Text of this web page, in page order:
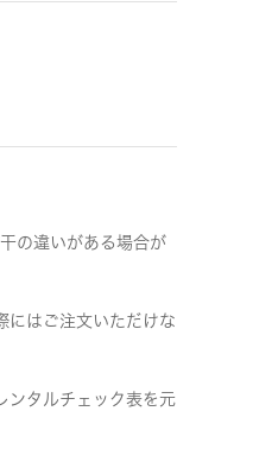
の違いがある場合が
にはご注文いただけな
ンタルチェック表を元